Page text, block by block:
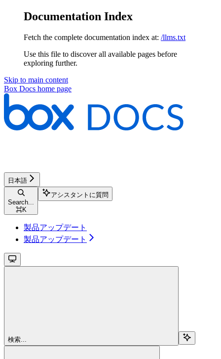
Documentation Index
Fetch the complete documentation index at: /llms.txt
Use this file to discover all available pages before
exploring further.
Skip to main content
Box Docs home page
日本語
Search...
⌘K
アシスタントに質問
製品アップデート
製品アップデート
検索...